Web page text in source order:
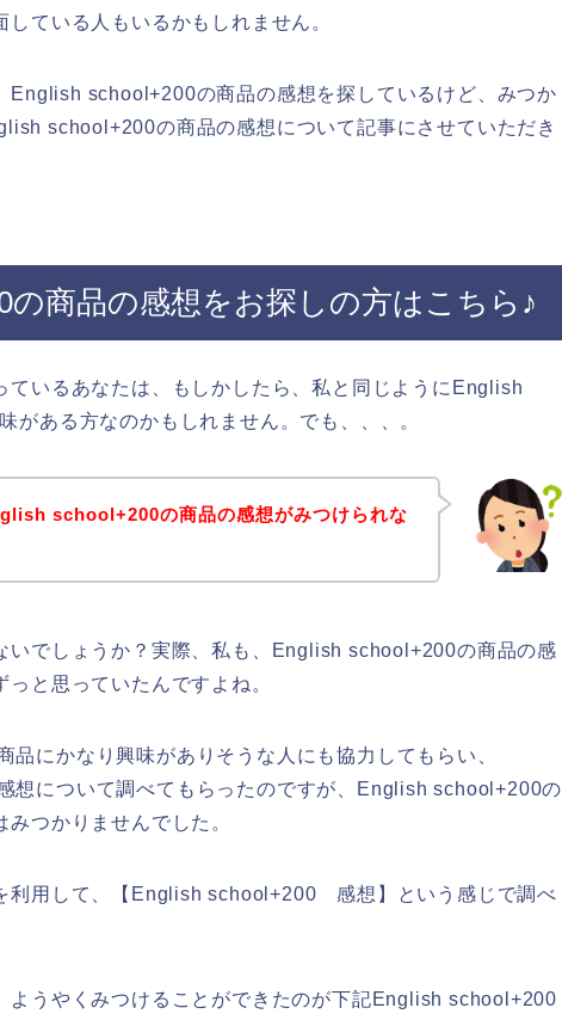
ている人もいるかもしれません。
English school+200の商品の感想を探しているけど、みつか
school+200の商品の感想について記事にさせていただき
の商品の感想をお探しの方はこちら♪
ているあなたは、もしかしたら、私と同じようにEnglish
がある方なのかもしれません。でも、、、。
school+200の商品の感想がみつけられな
いでしょうか？実際、私も、English school+200の商品の感
と思っていたんですよね。
にかなり興味がありそうな人にも協力してもらい、
想について調べてもらったのですが、English school+200の
つかりませんでした。
利用して、【English school+200 感想】という感じで調べ
ようやくみつけることができたのが下記English school+200